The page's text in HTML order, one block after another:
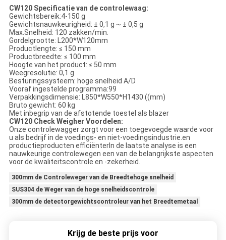
CW120 Specificatie van de controlewaag:
Gewichtsbereik:4-150 g
Gewichtsnauwkeurigheid: ± 0,1 g ~ ± 0,5 g
Max.Snelheid: 120 zakken/min.
Gordelgrootte: L200*W120mm
Productlengte: ≤ 150 mm
Productbreedte: ≤ 100 mm
Hoogte van het product: ≤ 50 mm
Weegresolutie: 0,1 g
Besturingssysteem: hoge snelheid A/D
Vooraf ingestelde programma:99
Verpakkingsdimensie: L850*W550*H1430 ((mm)
Bruto gewicht: 60 kg
Met inbegrip van de afstotende toestel als blazer
CW120 Check Weigher Voordelen:
Onze controlewagger zorgt voor een toegevoegde waarde voor
u als bedrijf in de voedings- en niet-voedingsindustrie.en
productieproducten efficiënterIn de laatste analyse is een
nauwkeurige controlewegen een van de belangrijkste aspecten
voor de kwaliteitscontrole en -zekerheid.
300mm de Controleweger van de Breedtehoge snelheid
SUS304 de Weger van de hoge snelheidscontrole
300mm de detectorgewichtscontroleur van het Breedtemetaal
Krijg de beste prijs voor